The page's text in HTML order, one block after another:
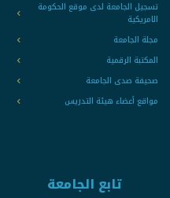
تسجيل الجامعة لدى موقع الحكومة
الامريكية
مجلة الجامعة
المكتبة الرقمية
صحيفة صدى الجامعة
مواقع أعضاء هيئة التدريس
تابع الجامعة